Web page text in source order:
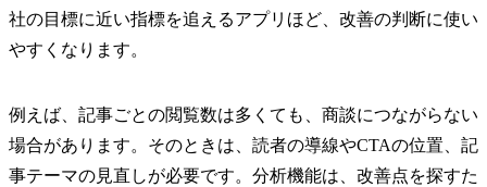
社の目標に近い指標を追えるアプリほど、改善の判断に使い
やすくなります。
例えば、記事ごとの閲覧数は多くても、商談につながらない
場合があります。そのときは、読者の導線やCTAの位置、記
事テーマの見直しが必要です。分析機能は、改善点を探すた